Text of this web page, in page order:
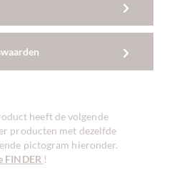
heeft de volgende
producten met dezelfde
pictogram hieronder.
FINDER !